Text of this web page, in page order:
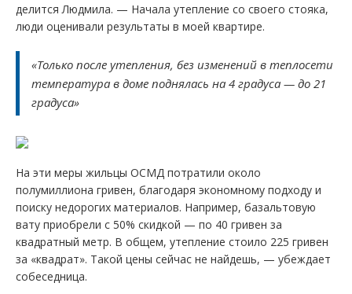
делится Людмила. — Начала утепление со своего стояка,
люди оценивали результаты в моей квартире.
«Только после утепления, без изменений в теплосети
температура в доме поднялась на 4 градуса — до 21
градуса»
На эти меры жильцы ОСМД потратили около
полумиллиона гривен, благодаря экономному подходу и
поиску недорогих материалов. Например, базальтовую
вату приобрели с 50% скидкой — по 40 гривен за
квадратный метр. В общем, утепление стоило 225 гривен
за «квадрат». Такой цены сейчас не найдешь, — убеждает
собеседница.